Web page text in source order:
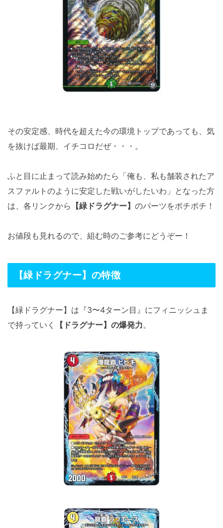
その安定感、時代を超えた今の環境トップであっても、気
を抜けば最期、イチコロだぜ・・・。
ふと目に止まって読み始めたら「俺も、私も舗装されたア
スファルトのように安定した戦いがしたいわ」となった方
は、各リンクから 【緑ドラグナー】 のパーツをポチポチ！
お値段も見れるので、組む時のご参考にどうぞー！
【緑ドラグナー】の特徴
【緑ドラグナー】は『3〜4ターン目』にフィニッシュま
で持っていく
【ドラグナー】の爆発力。